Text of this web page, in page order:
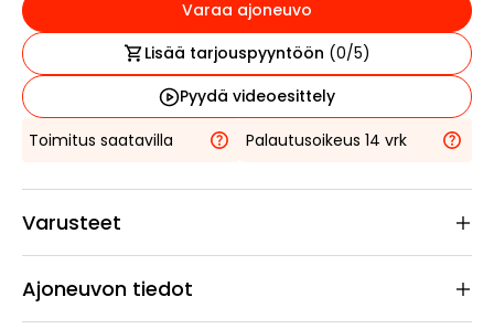
Varaa ajoneuvo
Lisää tarjouspyyntöön (0/5)
Pyydä videoesittely
Toimitus saatavilla
Palautusoikeus 14 vrk
Varusteet
Ajoneuvon tiedot